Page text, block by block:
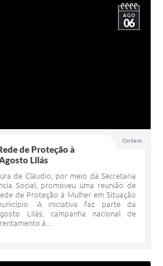
Ontem
AGO
06
de Proteção à
Lilás
de Cláudio, por meio da Secretaria
Social, promoveu uma reunião de
de Proteção à Mulher em Situação
A iniciativa faz parte da
Lilás, campanha nacional de
à...